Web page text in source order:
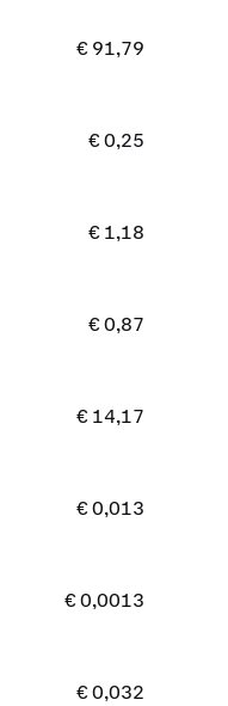
€ 91,79
€ 0,25
€ 1,18
€ 0,87
€ 14,17
€ 0,013
€ 0,0013
€ 0,032